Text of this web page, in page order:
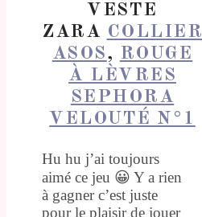
VESTE
ZARA COLLIER
ASOS, ROUGE
À LÈVRES
SEPHORA
VELOUTÉ N°1
Hu hu j’ai toujours
aimé ce jeu 😀 Y a rien
à gagner c’est juste
pour le plaisir de jouer